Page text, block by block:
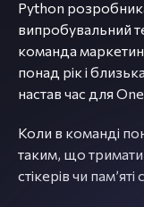
Python
випробувальний
команда
понад рік і
настав час для
Коли в команді
таким, що
стікерів чи